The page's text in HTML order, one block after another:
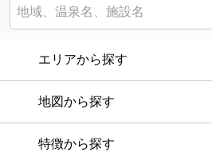
エリアから探す
地図から探す
特徴から探す